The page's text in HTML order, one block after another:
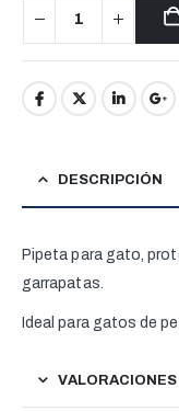
DESCRIPCIÓN
Pipeta para gato,
garrapatas.
Ideal para gatos de
VALORACIONES